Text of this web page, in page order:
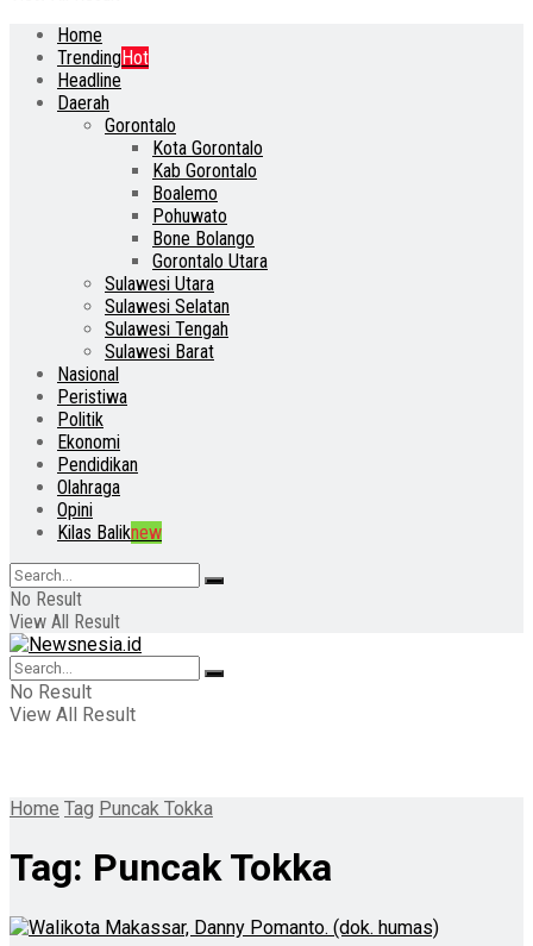
Home
TrendingHot
Headline
Daerah
Gorontalo
Kota Gorontalo
Kab Gorontalo
Boalemo
Pohuwato
Bone Bolango
Gorontalo Utara
Sulawesi Utara
Sulawesi Selatan
Sulawesi Tengah
Sulawesi Barat
Nasional
Peristiwa
Politik
Ekonomi
Pendidikan
Olahraga
Opini
Kilas Baliknew
No Result
View All Result
No Result
View All Result
Home Tag Puncak Tokka
Tag: Puncak Tokka